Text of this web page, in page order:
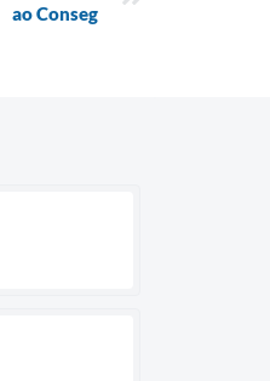
ao Conseg